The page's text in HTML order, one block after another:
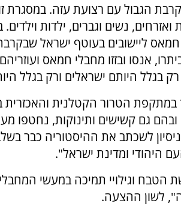
הגבול עם רצועת עזה. במסגרת
ואזרחים, נשים וגברים, ילדות
ליישובים בעוטף ישראל
אנסו ובזזו מחבלי חמאס
בגלל היותם ישראלים ורק בגלל
לשכתב את ההיסטוריה כבר
היהודי ומדינת ישראל".
הטבח וגילויי תמיכה במעשי
לשון ההצעה.